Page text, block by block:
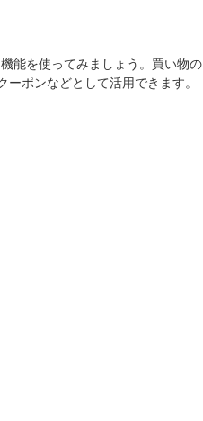
能を使ってみましょう。買い物の
ポンなどとして活用できます。